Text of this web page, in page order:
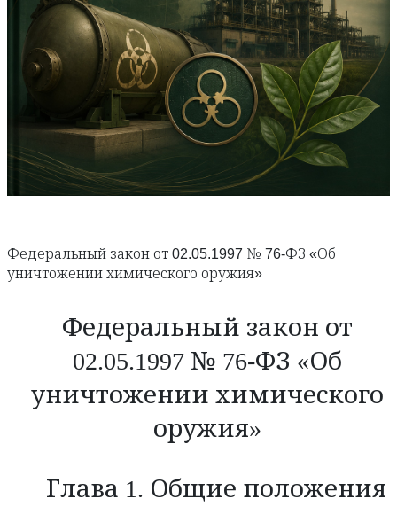
Федеральный закон от 02.05.1997 № 76-ФЗ «Об
уничтожении химического оружия»
Федеральный закон от
02.05.1997 № 76-ФЗ «Об
уничтожении химического
оружия»
Глава 1. Общие положения